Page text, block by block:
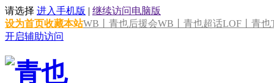
请选择 进入手机版 | 继续访问电脑版
设为首页收藏本站WB丨青也后援会WB丨青也超话LOF丨青也
开启辅助访问